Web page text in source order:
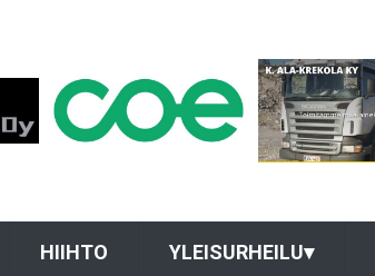
HIIHTO YLEISURHEILU▾